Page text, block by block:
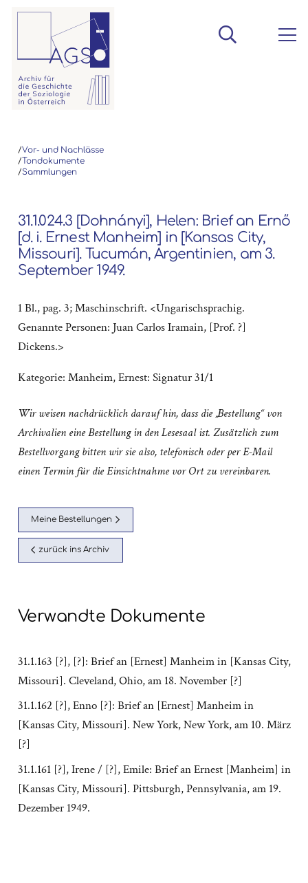
/Vor- und Nachlässe
/Tondokumente
/Sammlungen
31.1.024.3 [Dohnányi], Helen: Brief an Ernő
[d. i. Ernest Manheim] in [Kansas City,
Missouri]. Tucumán, Argentinien, am 3.
September 1949.
1 Bl., pag. 3; Maschinschrift. <Ungarischsprachig.
Genannte Personen: Juan Carlos Iramain, [Prof. ?]
Dickens.>
Kategorie: Manheim, Ernest: Signatur 31/1
Wir weisen nachdrücklich darauf hin, dass die „Bestellung“ von
Archivalien eine Bestellung in den Lesesaal ist. Zusätzlich zum
Bestellvorgang bitten wir sie also, telefonisch oder per E-Mail
einen Termin für die Einsichtnahme vor Ort zu vereinbaren.
Meine Bestellungen
zurück ins Archiv
Verwandte Dokumente
31.1.163 [?], [?]: Brief an [Ernest] Manheim in [Kansas City,
Missouri]. Cleveland, Ohio, am 18. November [?]
31.1.162 [?], Enno [?]: Brief an [Ernest] Manheim in
[Kansas City, Missouri]. New York, New York, am 10. März
[?]
31.1.161 [?], Irene / [?], Emile: Brief an Ernest [Manheim] in
[Kansas City, Missouri]. Pittsburgh, Pennsylvania, am 19.
Dezember 1949.